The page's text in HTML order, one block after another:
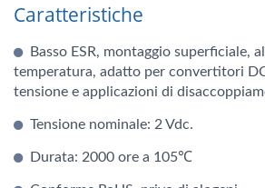
Caratteristiche
Basso ESR, montaggio superficiale,
temperatura, adatto per convertitori
tensione e applicazioni di
Tensione nominale: 2 Vdc.
Durata: 2000 ore a 105℃